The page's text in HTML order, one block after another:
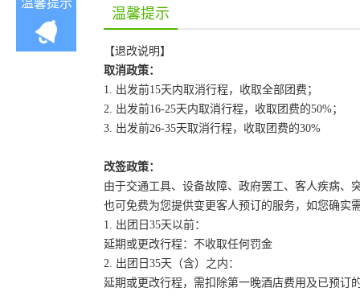
温馨提示
温馨提示
【退改说明】
取消政策：
1. 出发前15天内取消行程，收取全部团费；
2. 出发前16-25天内取消行程，收取团费的50%；
3. 出发前26-35天取消行程，收取团费的30%
改签政策：
由于交通工具、设备故障、政府罢工、客人疾病、
也可免费为您提供变更客人预订的服务，如您确
1. 出团日35天以前：
延期或更改行程：不收取任何罚金
2. 出团日35天（含）之内：
延期或更改行程，需扣除第一晚酒店费用及已预订